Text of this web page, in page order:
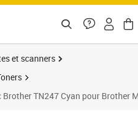
et scanners
TN247 Cyan pour Brother